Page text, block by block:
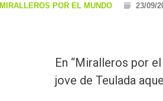
MIRALLEROS POR EL MUNDO 23/09/
En “Miralleros por
jove de Teulada